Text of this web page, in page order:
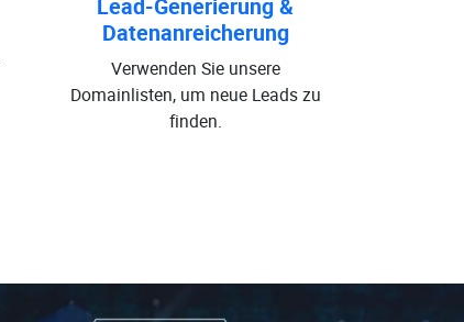
Lead-Generierung &
Datenanreicherung
Verwenden Sie unsere
Domainlisten, um neue Leads zu
finden.